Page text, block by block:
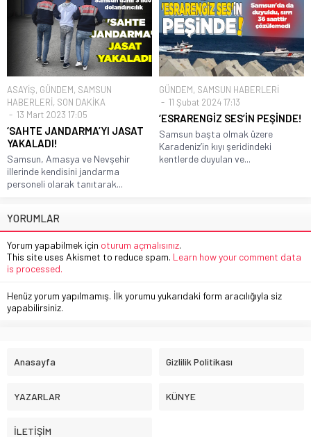
ASAYİŞ, GÜNDEM, SAMSUN
HABERLERİ, SON DAKİKA
13 Mart 2023 17:05
‘SAHTE JANDARMA’YI JASAT
YAKALADI!
Samsun, Amasya ve Nevşehir
illerinde kendisini jandarma
personeli olarak tanıtarak...
GÜNDEM, SAMSUN HABERLERİ
11 Şubat 2024 17:13
‘ESRARENGİZ SES’İN PEŞİNDE!
Samsun başta olmak üzere
Karadeniz’in kıyı şeridindeki
kentlerde duyulan ve...
YORUMLAR
Yorum yapabilmek için oturum açmalısınız.
This site uses Akismet to reduce spam. Learn how your comment data
is processed.
Henüz yorum yapılmamış. İlk yorumu yukarıdaki form aracılığıyla siz
yapabilirsiniz.
Anasayfa Gizlilik Politikası
YAZARLAR KÜNYE
İLETİŞİM